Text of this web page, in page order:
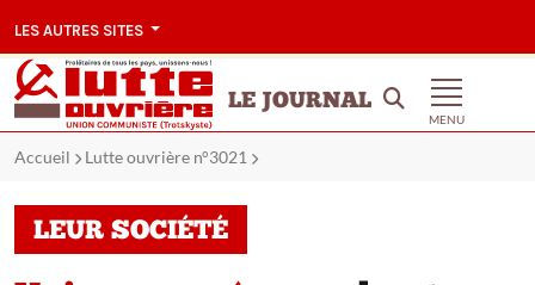
LES AUTRES SITES
LE JOURNAL
MENU
Accueil Lutte ouvrière n°3021
LEUR SOCIÉTÉ